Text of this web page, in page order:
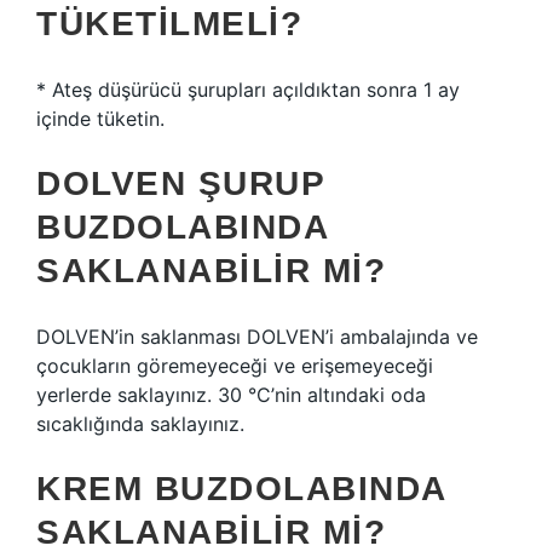
TÜKETILMELI?
* Ateş düşürücü şurupları açıldıktan sonra 1 ay
içinde tüketin.
DOLVEN ŞURUP
BUZDOLABINDA
SAKLANABILIR MI?
DOLVEN’in saklanması DOLVEN’i ambalajında ​​ve
çocukların göremeyeceği ve erişemeyeceği
yerlerde saklayınız. 30 °C’nin altındaki oda
sıcaklığında saklayınız.
KREM BUZDOLABINDA
SAKLANABILIR MI?